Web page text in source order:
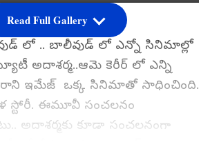
లో .. బాలీవుడ్ లో ఎన్నో సినిమాల్లో
అదాశర్మ..ఆమె కెరీర్ లో ఎన్ని
ఇమేజ్ ఒక్క సినిమాతో సాధించింది.
స్టోరీ. ఈమూవీ సంచలనం
అదాశర్మకు కూడా సంచలనంగా
Read Full Gallery